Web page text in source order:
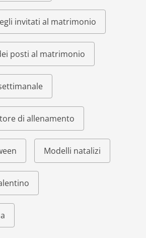
invitati al matrimonio
posti al matrimonio
di allenamento
Modelli natalizi